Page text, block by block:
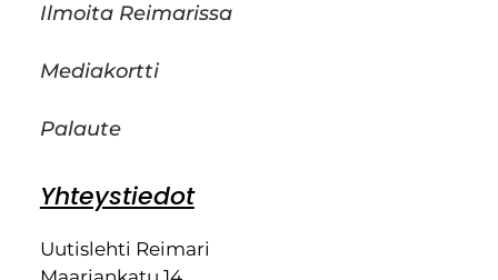
Ilmoita Reimarissa
Mediakortti
Palaute
Yhteystiedot
Uutislehti Reimari